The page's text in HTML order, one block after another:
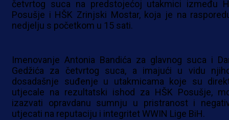
četvrtog suca na predstojećoj utakmici između
Posušje i HŠK Zrinjski Mostar, koja je na
nedjelju s početkom u 15 sati.
Imenovanje Antonia Bandića za glavnog suca i
Gedžića za četvrtog suca, a imajući u vidu
dosadašnje suđenje u utakmicama koje su
utjecale na rezultatski ishod za HŠK Posušje,
izazvati opravdanu sumnju u pristranost i
utjecati na reputaciju i integritet WWIN Lige BiH.